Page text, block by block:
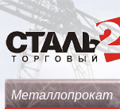
Металлопрокат